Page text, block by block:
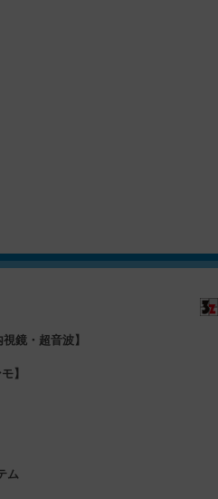
鏡・超音波】
】
ム